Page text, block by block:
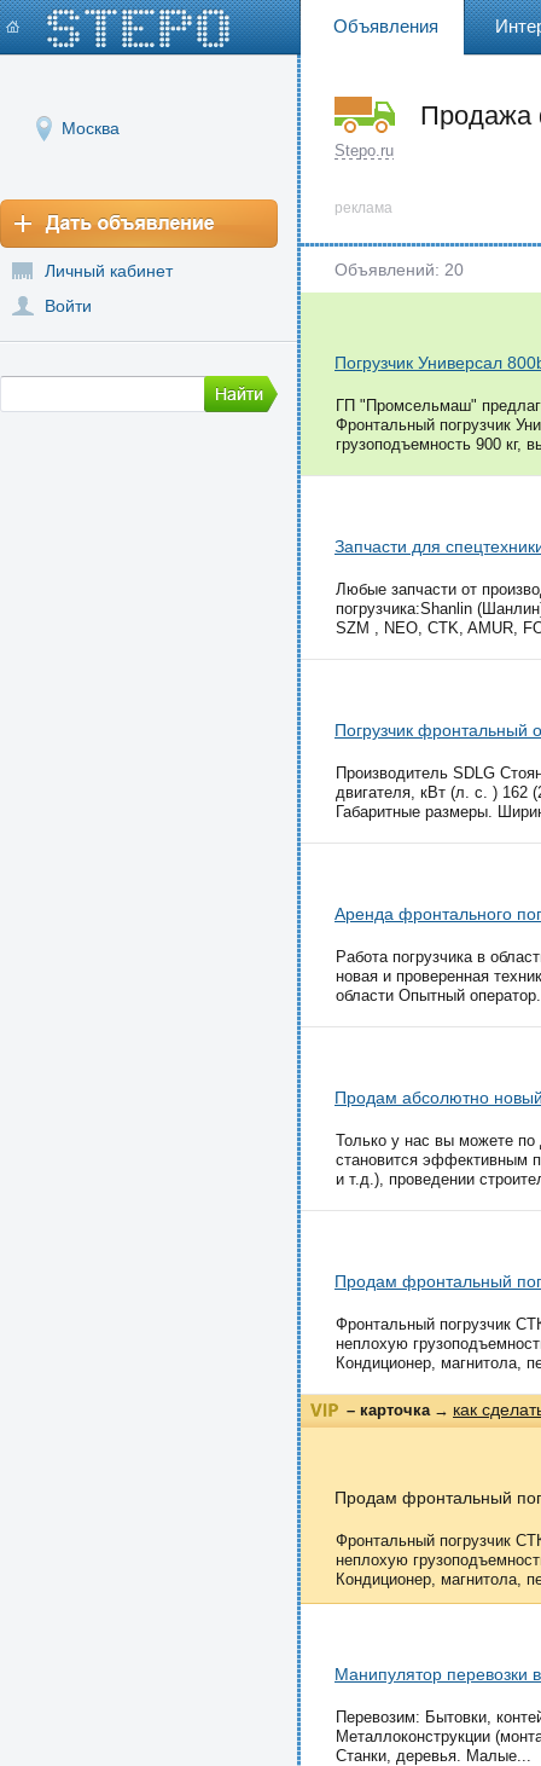
Объявления
Москва
Личный кабинет
Войти
Продажа
Stepo.ru
реклама
Объявлений: 20
Погрузчик Универсал
ГП "Промсельмаш"
Фронтальный погрузчик
грузоподъемность 900 кг,
Запчасти для
Любые запчасти от
погрузчика:Shanlin
SZM , NEO, CTK, AMUR,
Погрузчик фронтальный
Производитель SDLG
двигателя, кВт (л. с. ) 162
Габаритные размеры.
Аренда фронтального
Работа погрузчика в
новая и проверенная
области Опытный
Продам абсолютно
Только у нас вы можете по
становится эффективным
и т.д.), проведении
Продам фронтальный
Фронтальный погрузчик
неплохую
Кондиционер, магнитола,
– карточка → как
Продам фронтальный
Фронтальный погрузчик
неплохую
Кондиционер, магнитола,
Манипулятор перевозки
Перевозим: Бытовки,
Металлоконструкции
Станки, деревья. Малые...